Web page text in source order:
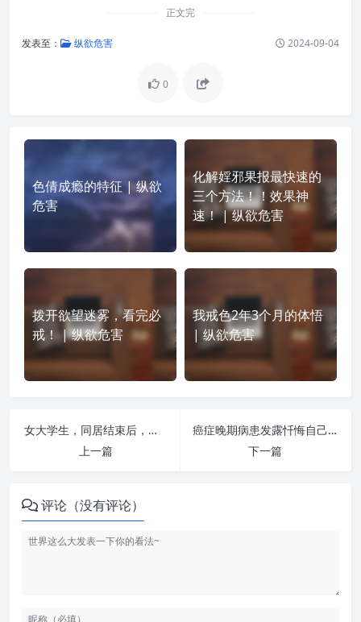
正文完
发表至： 纵欲危害 2024-09-04
0
色倩成瘾的特征 | 纵欲
危害
化解婬邪果报最快速的
三个方法！！效果神
速！ | 纵欲危害
拨开欲望迷雾，看完必
戒！ | 纵欲危害
我戒色2年3个月的体悟
| 纵欲危害
女大学生，同居结束后，我还剩下什么？ | 纵欲危害
上一篇
癌症晚期病患发露忏悔自己的邪婬恶业 | 纵欲危害
下一篇
评论（没有评论）